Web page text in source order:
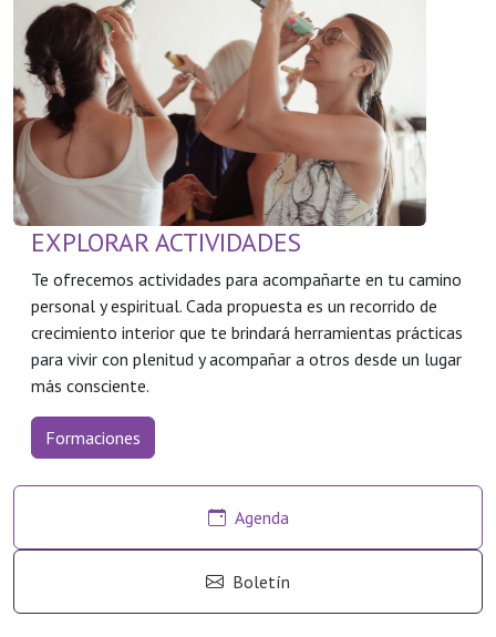
EXPLORAR ACTIVIDADES
Te ofrecemos actividades para acompañarte en tu camino
personal y espiritual. Cada propuesta es un recorrido de
crecimiento interior que te brindará herramientas prácticas
para vivir con plenitud y acompañar a otros desde un lugar
más consciente.
Formaciones
Agenda
Boletín